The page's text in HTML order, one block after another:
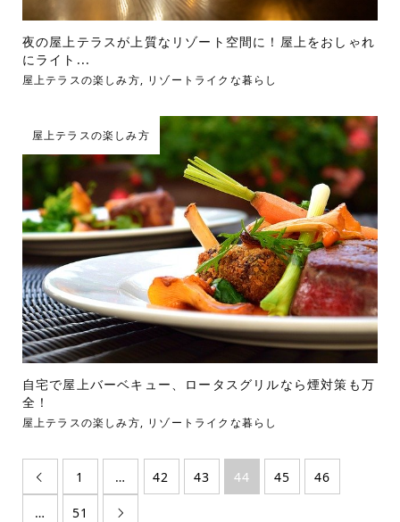
夜の屋上テラスが上質なリゾート空間に！屋上をおしゃれ
にライト...
屋上テラスの楽しみ方, リゾートライクな暮らし
屋上テラスの楽しみ方
自宅で屋上バーベキュー、ロータスグリルなら煙対策も万
全！
屋上テラスの楽しみ方, リゾートライクな暮らし
 1 … 42 43 44 45 46
… 51 